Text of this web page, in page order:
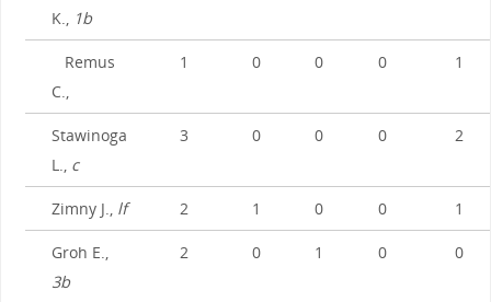
K., 1b
Remus
C.,
1 0 0 0 1
Stawinoga
L., c
3 0 0 0 2
Zimny J., lf 2 1 0 0 1
Groh E.,
3b
2 0 1 0 0